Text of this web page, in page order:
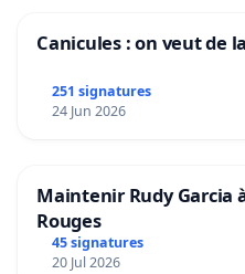
Canicules : on veut de
251 signatures
24 Jun 2026
Maintenir Rudy Garcia
Rouges
45 signatures
20 Jul 2026